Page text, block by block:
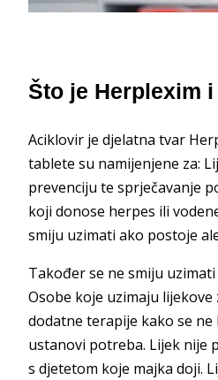
Što je Herplexim
Aciklovir je djelatna tvar
tablete su namijenjene za:
prevenciju te sprječavanje
koji donose herpes ili
smiju uzimati ako postoje
Također se ne smiju
Osobe koje uzimaju
dodatne terapije kako se
ustanovi potreba. Lijek nije
s djetetom koje majka doji.